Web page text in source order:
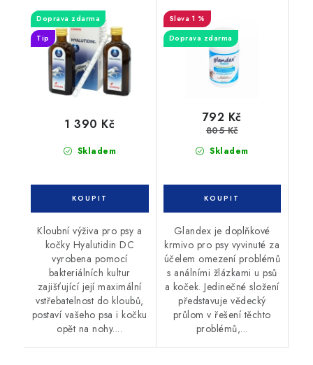
Doprava zdarma
Tip
Skladem
1 390 Kč
Kloubní výživa pro psy a
kočky Hyalutidin DC
vyrobena pomocí
bakteriálních kultur
zajišťující její maximální
vstřebatelnost do kloubů,
postaví vašeho psa i kočku
opět na nohy....
1 %
Doprava zdarma
Skladem
792 Kč
805 Kč
Glandex je doplňkové
krmivo pro psy vyvinuté za
účelem omezení problémů
s análními žlázkami u psů
a koček. Jedinečné složení
představuje vědecký
průlom v řešení těchto
problémů,...